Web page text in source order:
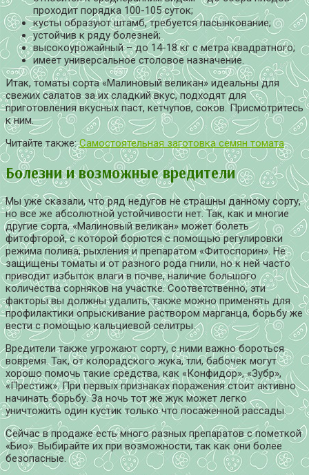
проходит порядка 100-105 суток;
кусты образуют штамб, требуется пасынкование;
устойчив к ряду болезней;
высокоурожайный – до 14-18 кг с метра квадратного;
имеет универсальное столовое назначение.
Итак, томаты сорта «Малиновый великан» идеальны для
свежих салатов за их сладкий вкус, подходят для
приготовления вкусных паст, кетчупов, соков. Присмотритесь
к ним.
Читайте также:Самостоятельная заготовка семян томата
Болезни и возможные вредители
Мы уже сказали, что ряд недугов не страшны данному сорту,
но все же абсолютной устойчивости нет. Так, как и многие
другие сорта, «Малиновый великан» может болеть
фитофторой, с которой борются с помощью регулировки
режима полива, рыхления и препаратом «Фитоспорин». Не
защищены томаты и от разного рода гнили, но к ней часто
приводит избыток влаги в почве, наличие большого
количества сорняков на участке. Соответственно, эти
факторы вы должны удалить, также можно применять для
профилактики опрыскивание раствором марганца, борьбу же
вести с помощью кальциевой селитры.
Вредители также угрожают сорту, с ними важно бороться
вовремя. Так, от колорадского жука, тли, бабочек могут
хорошо помочь такие средства, как «Конфидор», «Зубр»,
«Престиж». При первых признаках поражения стоит активно
начинать борьбу. За ночь тот же жук может легко
уничтожить один кустик только что посаженной рассады.
Сейчас в продаже есть много разных препаратов с пометкой
«Био». Выбирайте их при возможности, так как они более
безопасные.